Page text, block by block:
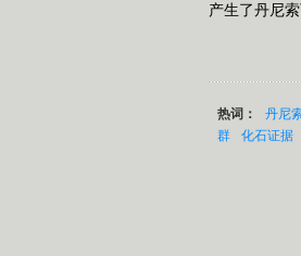
产生了丹尼
热词： 丹尼
群
化石证据